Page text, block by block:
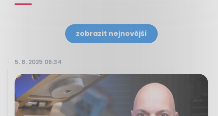
zobrazit nejnovější
5. 8. 2025 06:34